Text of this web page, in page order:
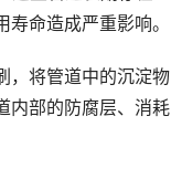
命造成严重影响。
，将管道中的沉淀物
内部的防腐层、消耗